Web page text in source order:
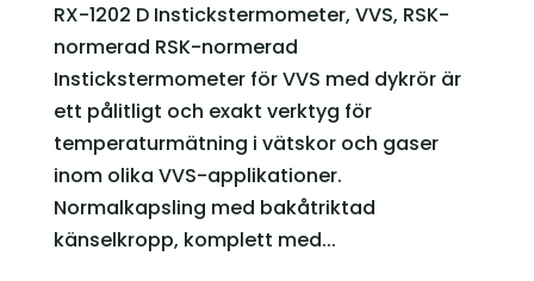
RX-1202 D Instickstermometer, VVS, RSK-
normerad RSK-normerad
Instickstermometer för VVS med dykrör är
ett pålitligt och exakt verktyg för
temperaturmätning i vätskor och gaser
inom olika VVS-applikationer.
Normalkapsling med bakåtriktad
känselkropp, komplett med...